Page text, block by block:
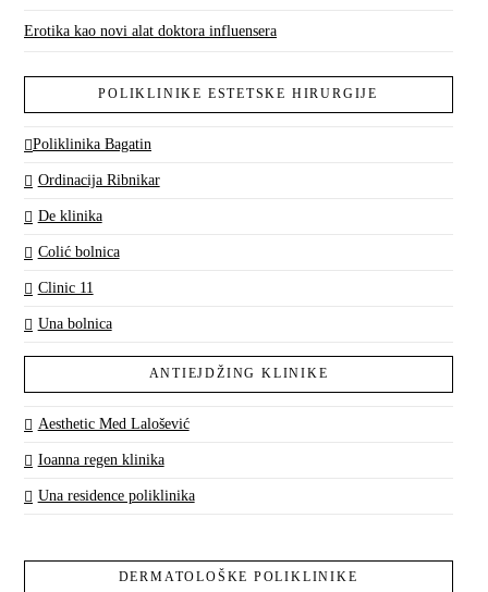
Erotika kao novi alat doktora influensera
POLIKLINIKE ESTETSKE HIRURGIJE
Poliklinika Bagatin
Ordinacija Ribnikar
De klinika
Colić bolnica
Clinic 11
Una bolnica
ANTIEJDŽING KLINIKE
Aesthetic Med Lalošević
Ioanna regen klinika
Una residence poliklinika
DERMATOLOŠKE POLIKLINIKE